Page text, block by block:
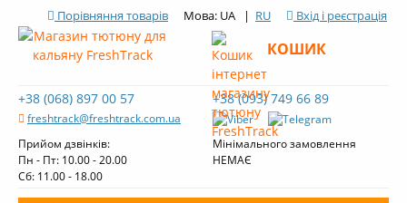
Порівняння товарів Мова: UA | RU Вхід і реєстрація
+38 (068) 897 00 57
freshtrack@freshtrack.com.ua
+38 (093) 749 66 89
Прийом дзвінків:
Пн - Пт: 10.00 - 20.00
Cб: 11.00 - 18.00
Мінімального замовлення
НЕМАЄ
КОШИК